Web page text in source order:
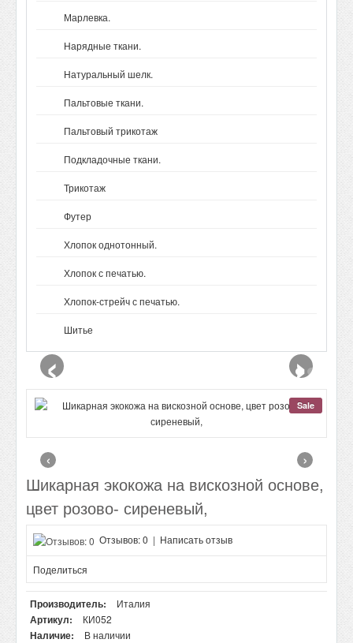
Марлевка.
Нарядные ткани.
Натуральный шелк.
Пальтовые ткани.
Пальтовый трикотаж
Подкладочные ткани.
Трикотаж
Футер
Хлопок однотонный.
Хлопок с печатью.
Хлопок-стрейч с печатью.
Шитье
‹ ›
Sale
‹ ›
Шикарная экокожа на вискозной основе,
цвет розово- сиреневый,
Отзывов: 0 | Написать отзыв
Поделиться
Производитель: Италия
Артикул: КИ052
Наличие: В наличии